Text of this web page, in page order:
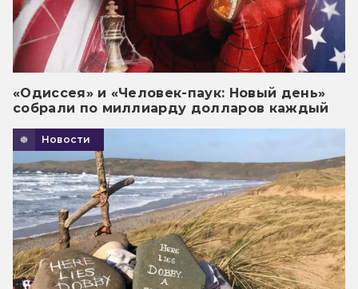
«Одиссея» и «Человек-паук: Новый день»
собрали по миллиарду долларов каждый
Новости